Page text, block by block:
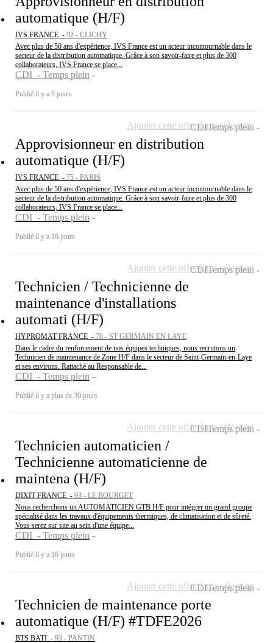
automatique (H/F)
IVS FRANCE - 92 - CLICHY
Avec plus de 50 ans d'expérience, IVS France est un acteur incontournable dans le
secteur de la distribution automatique. Grâce à son savoir-faire et plus de 300
collaborateurs, IVS France se place...
CDI - Temps plein
Publié il y a 9 jours
Approvisionneur en distribution
automatique (H/F)
IVS FRANCE - 75 - PARIS
Avec plus de 50 ans d'expérience, IVS France est un acteur incontournable dans le
secteur de la distribution automatique. Grâce à son savoir-faire et plus de 300
collaborateurs, IVS France se place...
CDI - Temps plein
Publié il y a 16 jours
CDITemps plein
Ajouter cette offre à ma sélection
Technicien / Technicienne de
maintenance d'installations
automati (H/F)
HYPROMAT FRANCE - 78 - ST GERMAIN EN LAYE
Dans le cadre du renforcement de nos équipes techniques, nous recrutons un
Technicien de maintenance de Zone H/F dans le secteur de Saint-Germain-en-Laye
et ses environs. Rattaché au Responsable de...
CDI - Temps plein
Publié il y a plus de 30 jours
CDITemps plein
Ajouter cette offre à ma sélection
Technicien automaticien /
Technicienne automaticienne de
maintena (H/F)
DIXIT FRANCE - 93 - LE BOURGET
Nous recherchons un AUTOMATICIEN GTB H/F pour intégrer un grand groupe
spécialisé dans les travaux d'équipements thermiques, de climatisation et de sûreté.
Vous serez sur site au sein d'une équipe...
CDI - Temps plein
Publié il y a 16 jours
CDITemps plein
Ajouter cette offre à ma sélection
Technicien de maintenance porte
automatique (H/F) #TDFE2026
BTS BATI - 93 - PANTIN
CDITemps plein
Ajouter cette offre à ma sélection